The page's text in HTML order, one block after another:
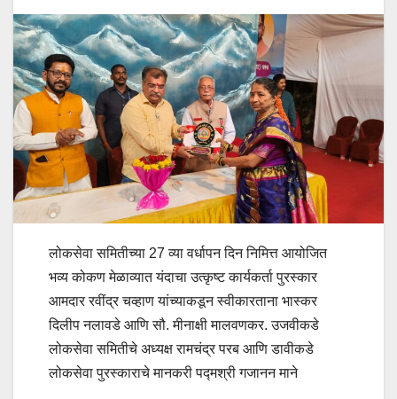
लोकसेवा समितीच्या 27 व्या वर्धापन दिन निमित्त आयोजित
भव्य कोकण मेळाव्यात यंदाचा उत्कृष्ट कार्यकर्ता पुरस्कार
आमदार रवींद्र चव्हाण यांच्याकडून स्वीकारताना भास्कर
दिलीप नलावडे आणि सौ. मीनाक्षी मालवणकर. उजवीकडे
लोकसेवा समितीचे अध्यक्ष रामचंद्र परब आणि डावीकडे
लोकसेवा पुरस्काराचे मानकरी पद्मश्री गजानन माने